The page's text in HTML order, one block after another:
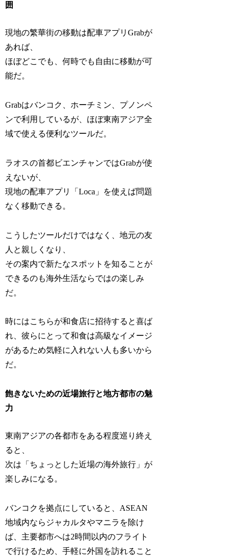
囲
現地の繁華街の移動は配車アプリGrabが
あれば、
ほぼどこでも、何時でも自由に移動が可
能だ。
Grabはバンコク、ホーチミン、プノンペ
ンで利用しているが、ほぼ東南アジア全
域で使える便利なツールだ。
ラオスの首都ビエンチャンではGrabが使
えないが、
現地の配車アプリ「Loca」を使えば問題
なく移動できる。
こうしたツールだけではなく、地元の友
人と親しくなり、
その案内で新たなスポットを知ることが
できるのも海外生活ならではの楽しみ
だ。
時にはこちらが和食店に招待すると喜ば
れ、彼らにとって和食は高級なイメージ
があるため気軽に入れない人も多いから
だ。
飽きないための近場旅行と地方都市の魅
力
東南アジアの各都市をある程度巡り終え
ると、
次は「ちょっとした近場の海外旅行」が
楽しみになる。
バンコクを拠点にしていると、ASEAN
地域内ならジャカルタやマニラを除け
ば、主要都市へは2時間以内のフライト
で行けるため、手軽に外国を訪れること